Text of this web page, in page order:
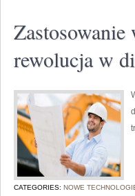
rewolucja w
CATEGORIES: NOWE